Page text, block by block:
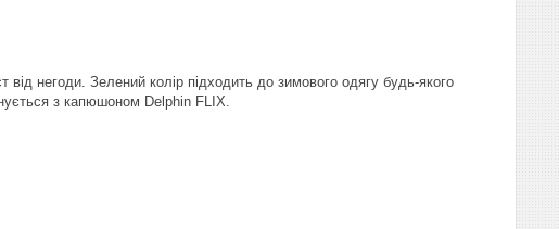
негоди. Зелений колір підходить до зимового одягу будь-якого
з капюшоном Delphin FLIX.